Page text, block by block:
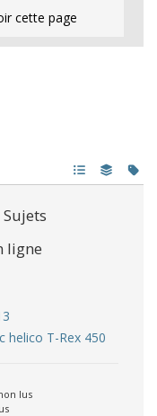
cette page
Sujets
ligne
helico T-Rex 450
lus